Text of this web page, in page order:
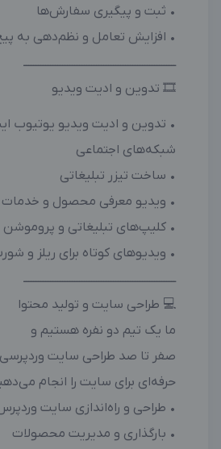
• ثبت و پیگیری سفارش‌ها
• افزایش تعامل و نظم‌دهی به
ـــــــــــــــــــــــــــــــــــــــــــــــــــــــــــــــ
🎞 تدوین و ادیت ویدیو
• تدوین و ادیت ویدیو یوتیوب
شبکه‌های اجتماعی
• ساخت تیزر تبلیغاتی
• ویدیو معرفی محصول و خدمات
• کلیپ‌های تبلیغاتی و پروموشن
• ویدیوهای کوتاه برای ریلز و
ـــــــــــــــــــــــــــــــــــــــــــــــــــــــــــــــ
💻 طراحی سایت و تولید محتوا
ما یک تیم دو نفره هستیم و
صفر تا صد طراحی سایت وردپرسی
حرفه‌ای برای سایت را انجام
• طراحی و راه‌اندازی سایت
• بارگذاری و مدیریت محصولات